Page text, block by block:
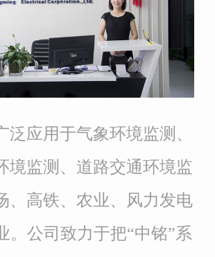
泛应用于气象环境监测、
境监测、道路交通环境监
、高铁、农业、风力发电
。公司致力于把“中铭”系